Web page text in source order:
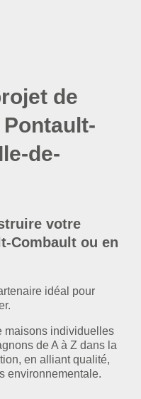
de
de-
votre
Combault ou en
idéal pour
maisons individuelles
de A à Z dans la
en alliant qualité,
environnementale.